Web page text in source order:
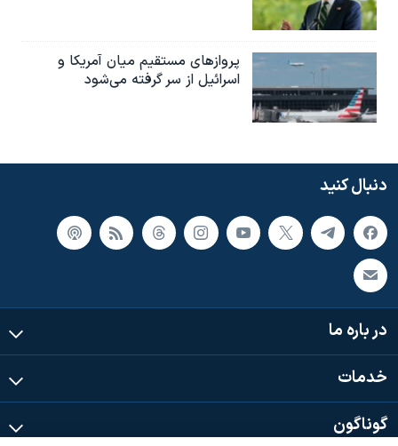
پروازهای مستقیم میان آمریکا و
اسرائیل از سر گرفته می‌شود
دنبال کنید
در باره ما
خدمات
گوناگون